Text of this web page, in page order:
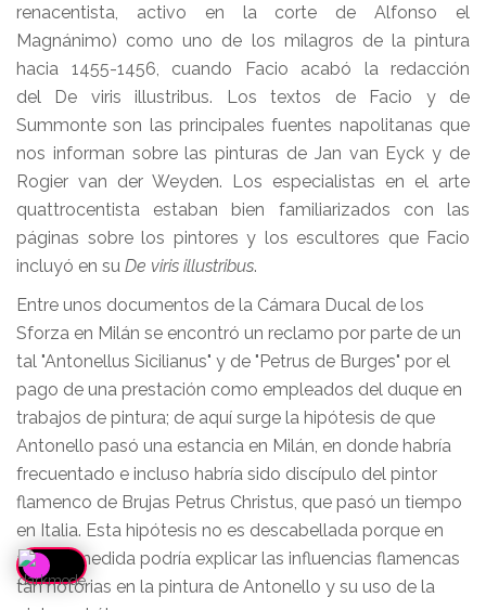
renacentista, activo en la corte de Alfonso el
Magnánimo) como uno de los milagros de la pintura
hacia 1455-1456, cuando Facio acabó la redacción
del De viris illustribus. Los textos de Facio y de
Summonte son las principales fuentes napolitanas que
nos informan sobre las pinturas de Jan van Eyck y de
Rogier van der Weyden. Los especialistas en el arte
quattrocentista estaban bien familiarizados con las
páginas sobre los pintores y los escultores que Facio
incluyó en su De viris illustribus.
Entre unos documentos de la Cámara Ducal de los
Sforza en Milán se encontró un reclamo por parte de un
tal "Antonellus Sicilianus" y de "Petrus de Burges" por el
pago de una prestación como empleados del duque en
trabajos de pintura; de aquí surge la hipótesis de que
Antonello pasó una estancia en Milán, en donde habría
frecuentado e incluso habría sido discípulo del pintor
flamenco de Brujas Petrus Christus, que pasó un tiempo
en Italia. Esta hipótesis no es descabellada porque en
alguna medida podría explicar las influencias flamencas
tan notorias en la pintura de Antonello y su uso de la